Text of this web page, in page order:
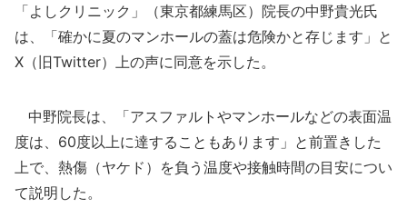
「よしクリニック」（東京都練馬区）院長の中野貴光氏
は、「確かに夏のマンホールの蓋は危険かと存じます」と
X（旧Twitter）上の声に同意を示した。
中野院長は、「アスファルトやマンホールなどの表面温
度は、60度以上に達することもあります」と前置きした
上で、熱傷（ヤケド）を負う温度や接触時間の目安につい
て説明した。